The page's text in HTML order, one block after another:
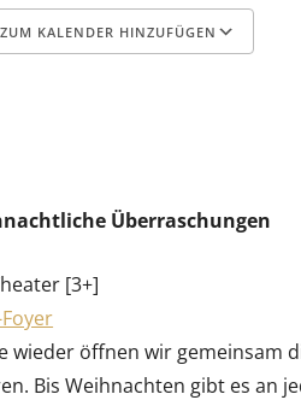
ZUM KALENDER HINZUFÜGEN
Überraschungen
[3+]
wieder öffnen wir gemeinsam
Bis Weihnachten gibt es an